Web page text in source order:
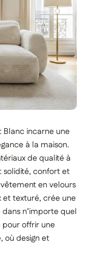
Blanc incarne une
à la maison.
de qualité à
solidité, confort et
en velours
et texturé, crée une
n’importe quel
pour offrir une
où design et